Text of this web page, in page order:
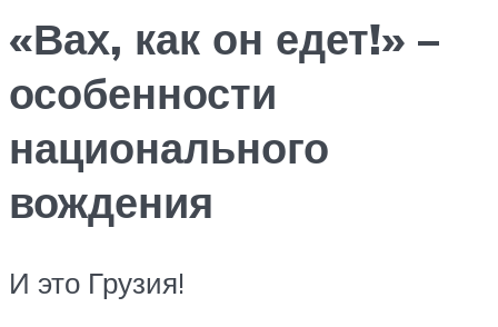
«Вах, как он едет!» –
особенности
национального
вождения
И это Грузия!